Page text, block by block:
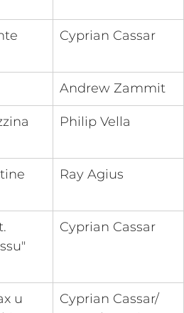
Cyprian Cassar
Andrew Zammit
Philip Vella
Ray Agius
​Cyprian Cassar
u
Cyprian Cassar/